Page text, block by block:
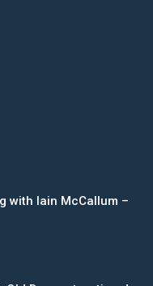
with Iain McCallum –